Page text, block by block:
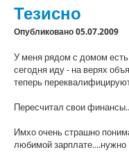
Тезисно
Опубликовано 05.07.2009
У меня рядом с домом есть
сегодня иду - на верях
теперь
Пересчитал свои
Имхо очень страшно
любимой